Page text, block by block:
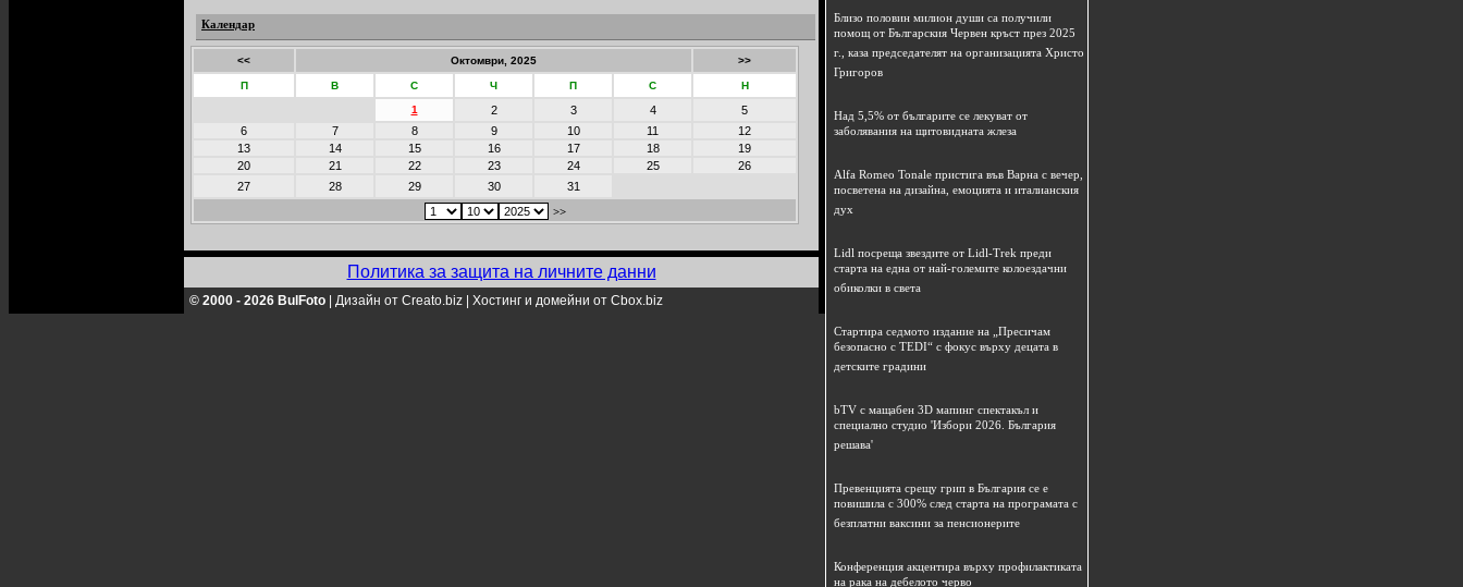
Календар
<< Октомври, 2025 >>
П В С Ч П С
Н
1
2 3 4
5
6
7 8 9 10 11
12
13
14 15 16 17 18
19
20
21 22 23 24 25
26
27
28 29 30
31
>>
Политика за защита на личните данни
© 2000 - 2026 BulFoto Дизайн от Creato.biz Хостинг и домейни от Cbox.biz
Близо половин милион души са получили
помощ от Българския Червен кръст през 2025
г., каза председателят на организацията Христо
Григоров
Над 5,5% от българите се лекуват от
заболявания на щитовидната жлеза
Alfa Romeo Tonale пристига във Варна с вечер,
посветена на дизайна, емоцията и италианския
дух
Lidl посреща звездите от Lidl-Trek преди
старта на една от най-големите колоездачни
обиколки в света
Стартира седмото издание на „Пресичам
безопасно с TEDI“ с фокус върху децата в
детските градини
bTV с мащабен 3D мапинг спектакъл и
специално студио 'Избори 2026. България
решава'
Превенцията срещу грип в България се е
повишила с 300% след старта на програмата с
безплатни ваксини за пенсионерите
Конференция акцентира върху профилактиката